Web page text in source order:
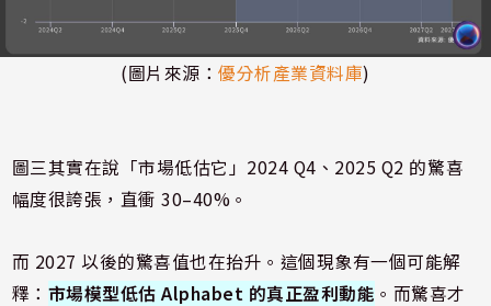
(圖片來源：優分析產業資料庫)
圖三其實在說「市場低估它」2024 Q4、2025 Q2 的驚喜
幅度很誇張，直衝 30–40%。
而 2027 以後的驚喜值也在抬升。這個現象有一個可能解
釋： 市場模型低估 Alphabet 的真正盈利動能 。而驚喜才